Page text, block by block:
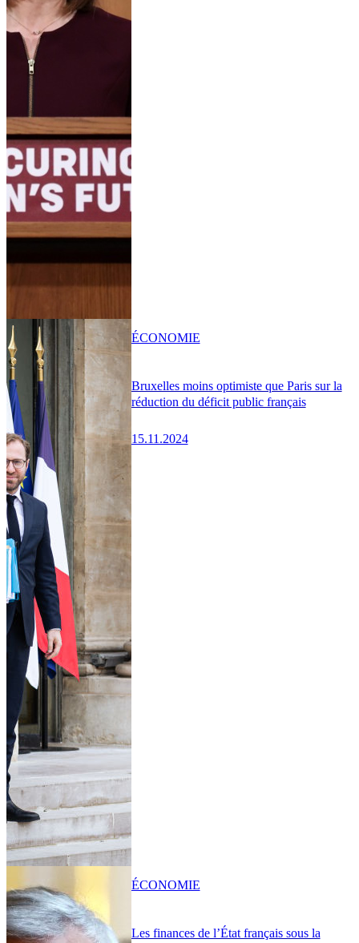
Bruxelles moins optimiste que Paris sur la
réduction du déficit public français
15.11.2024
ÉCONOMIE
Les finances de l’État français sous la
ÉCONOMIE